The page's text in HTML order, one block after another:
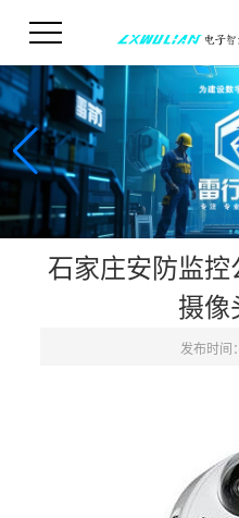
石家庄安防监
摄像
发布时间